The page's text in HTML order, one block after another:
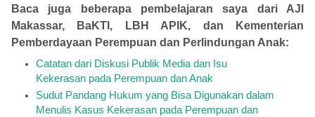
Baca juga beberapa pembelajaran saya dari AJI
Makassar, BaKTI, LBH APIK, dan Kementerian
Pemberdayaan Perempuan dan Perlindungan Anak:
Catatan dari Diskusi Publik Media dan Isu
Kekerasan pada Perempuan dan Anak
Sudut Pandang Hukum yang Bisa Digunakan dalam
Menulis Kasus Kekerasan pada Perempuan dan